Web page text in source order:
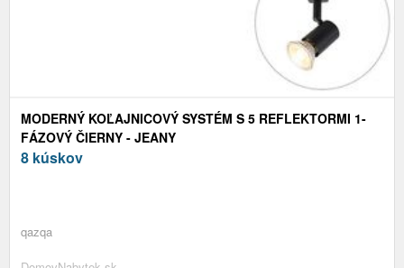
MODERNÝ KOĽAJNICOVÝ SYSTÉM S 5 REFLEKTORMI 1-
FÁZOVÝ ČIERNY - JEANY
8 kúskov
qazqa